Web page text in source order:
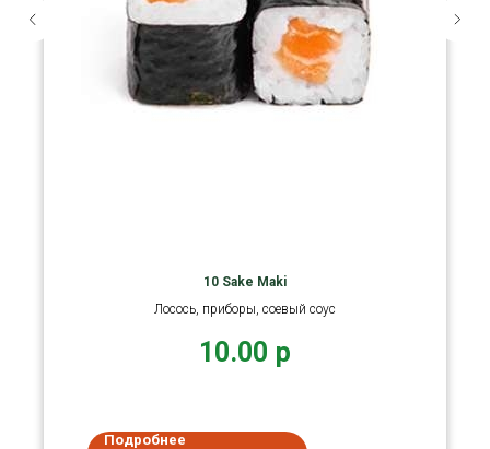
10 Sake Maki
Лосось, приборы, соевый соус
10.00 р
Подробнее